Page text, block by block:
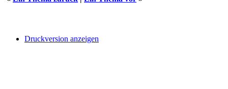
Druckversion anzeigen